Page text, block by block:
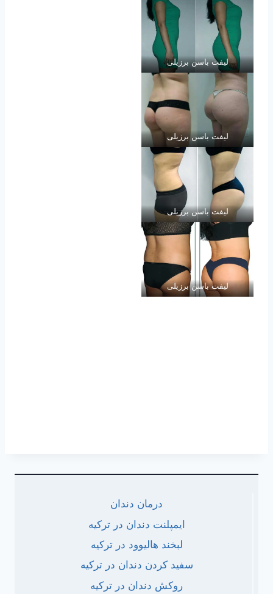
لیفت باسن برزیلی
لیفت باسن برزیلی
لیفت باسن برزیلی
لیفت باسن برزیلی
درمان دندان
ایمپلنت دندان در ترکیه
لبخند هالیوود در ترکیه
سفید کردن دندان در ترکیه
روکش دندان در ترکیه